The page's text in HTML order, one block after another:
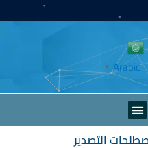
Arabic
▼
Menu
التصدير